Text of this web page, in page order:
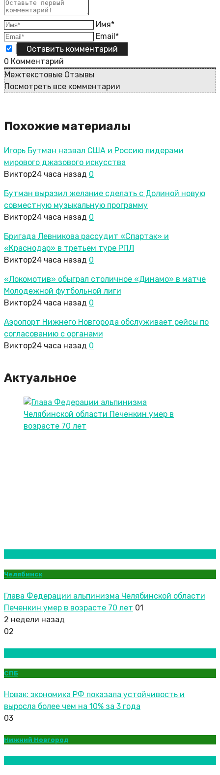
Имя*
Email*
0 Комментарий
Межтекстовые Отзывы
Посмотреть все комментарии
Похожие материалы
Игорь Бутман назвал США и Россию лидерами
мирового джазового искусства
Виктор24 часа назад 0
Бутман выразил желание сделать с Долиной новую
совместную музыкальную программу
Виктор24 часа назад 0
Бригада Левникова рассудит «Спартак» и
«Краснодар» в третьем туре РПЛ
Виктор24 часа назад 0
«Локомотив» обыграл столичное «Динамо» в матче
Молодежной футбольной лиги
Виктор24 часа назад 0
Аэропорт Нижнего Новгорода обслуживает рейсы по
согласованию c органами
Виктор24 часа назад 0
Актуальное
Челябинск
Глава Федерации альпинизма Челябинской области
Печенкин умер в возрасте 70 лет 01
2 недели назад
02
СПБ
Новак: экономика РФ показала устойчивость и
выросла более чем на 10% за 3 года
03
Нижний Новгород